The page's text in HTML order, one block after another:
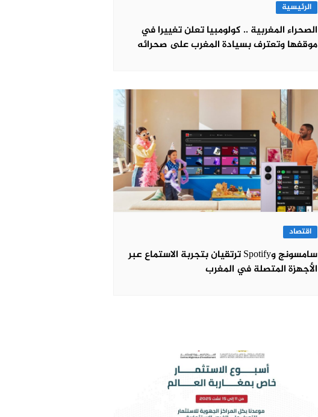
الرئيسية
الصحراء المغربية .. كولومبيا تعلن تغييرا في
موقفها وتعترف بسيادة المغرب على صحرائه
اقتصاد
سامسونج وSpotify ترتقيان بتجربة الاستماع عبر
الأجهزة المتصلة في المغرب